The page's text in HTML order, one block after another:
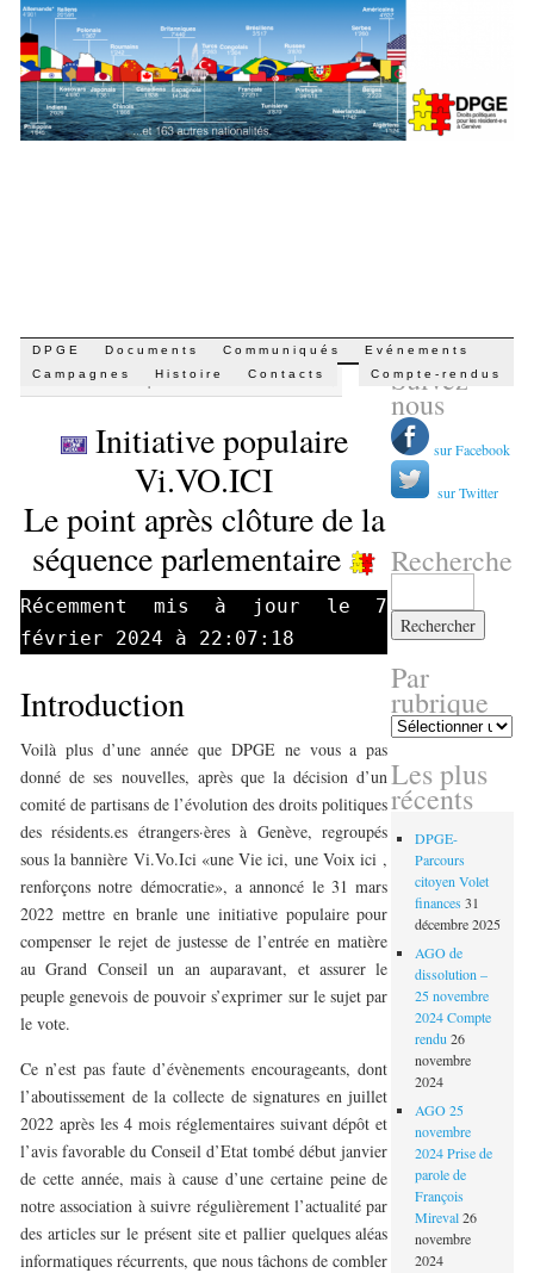
Aller
au
contenu
DPGE Documents Communiqués
Evénements
Campagnes
Histoire Contacts Compte-rendus
PAR DARIO CIPRUT 8 JUILLET 2023 · 17 H 14 MIN
Initiative populaire
Vi.VO.ICI
Le point après clôture de la
séquence parlementaire
Récemment mis à jour le 7
février 2024 à 22:07:18
Introduction
Voilà plus d’une année que DPGE ne vous a pas
donné de ses nouvelles, après que la décision d’un
comité de partisans de l’évolution des droits politiques
des résidents.es étrangers·ères à Genève, regroupés
sous la bannière Vi.Vo.Ici «une Vie ici, une Voix ici ,
renforçons notre démocratie», a annoncé le 31 mars
2022 mettre en branle une initiative populaire pour
compenser le rejet de justesse de l’entrée en matière
au Grand Conseil un an auparavant, et assurer le
peuple genevois de pouvoir s’exprimer sur le sujet par
le vote.
Ce n’est pas faute d’évènements encourageants, dont
l’aboutissement de la collecte de signatures en juillet
2022 après les 4 mois réglementaires suivant dépôt et
l’avis favorable du Conseil d’Etat tombé début janvier
de cette année, mais à cause d’une certaine peine de
notre association à suivre régulièrement l’actualité par
des articles sur le présent site et pallier quelques aléas
informatiques récurrents, que nous tâchons de combler
Suivez-
nous
sur Facebook
sur Twitter
Recherche
Par
rubrique
Par
Les plus
récents
DPGE-
Parcours
citoyen Volet
finances 31
décembre 2025
AGO de
dissolution –
25 novembre
2024 Compte
rendu 26
novembre
2024
AGO 25
novembre
2024 Prise de
parole de
François
Mireval 26
novembre
2024